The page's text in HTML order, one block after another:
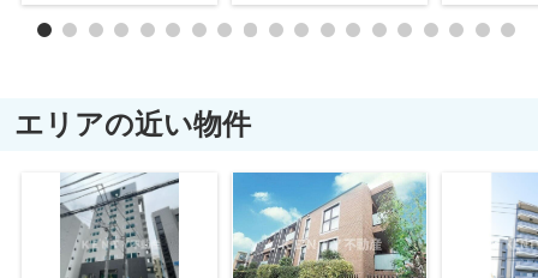
エリアの近い物件